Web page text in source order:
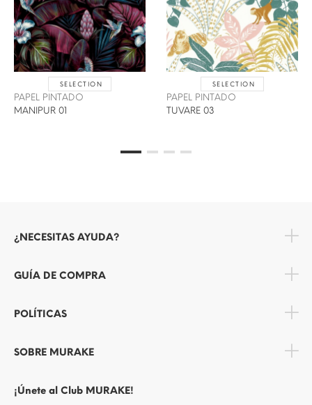
SELECTION
PAPEL PINTADO
MANIPUR 01
SELECTION
PAPEL PINTADO
TUVARE 03
¿NECESITAS AYUDA?
GUÍA DE COMPRA
POLÍTICAS
SOBRE MURAKE
¡Únete al Club MURAKE!